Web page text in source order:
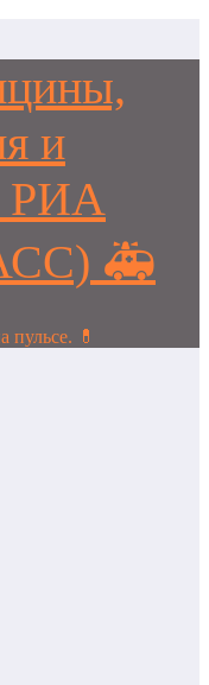
и
РИА
🚑
пульсе. 💊